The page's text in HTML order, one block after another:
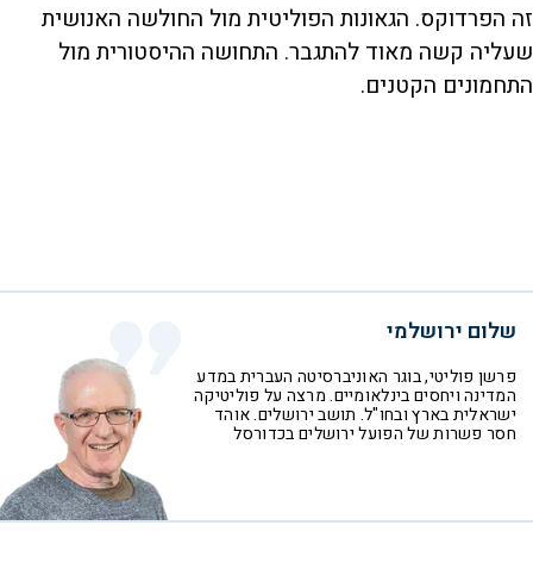
זה הפרדוקס. הגאונות הפוליטית מול החולשה האנושית
שעליה קשה מאוד להתגבר. התחושה ההיסטורית מול
התחמונים הקטנים.
שלום ירושלמי
פרשן פוליטי, בוגר האוניברסיטה העברית במדע
המדינה ויחסים בינלאומיים. מרצה על פוליטיקה
ישראלית בארץ ובחו"ל. תושב ירושלים. אוהד
חסר פשרות של הפועל ירושלים בכדורסל